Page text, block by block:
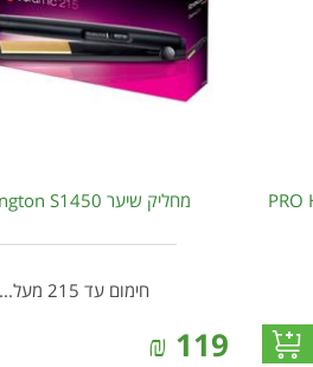
מחליק שיער Remington S1450
חימום עד 215 מעל...
119
₪